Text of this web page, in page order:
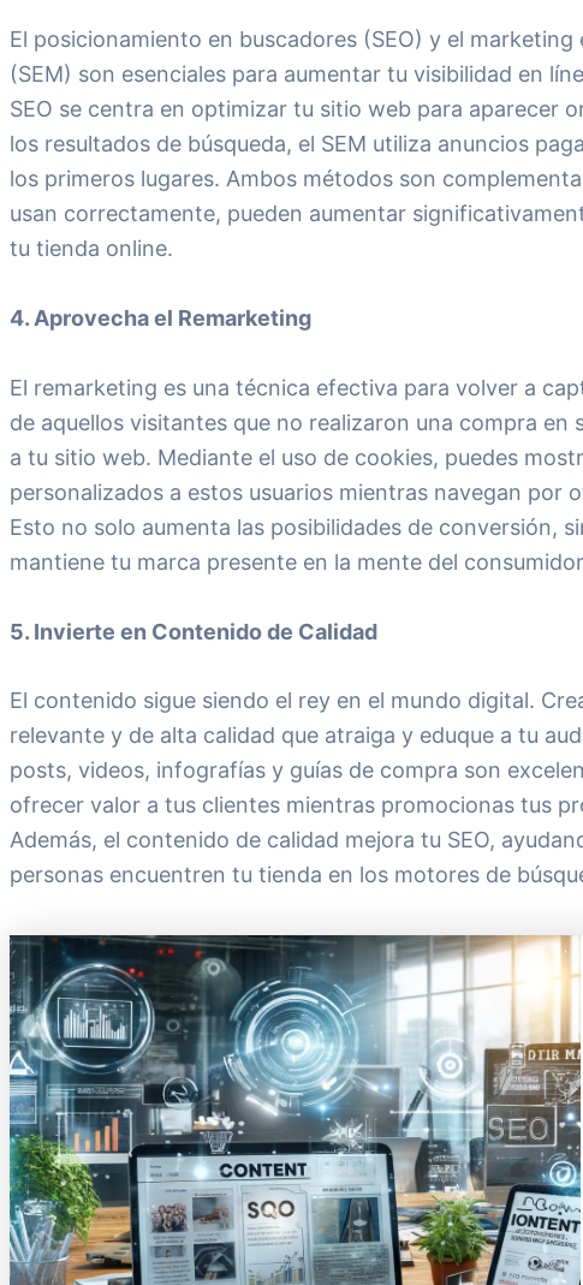
El posicionamiento en buscadores (SEO) y el marketing
(SEM) son esenciales para aumentar tu visibilidad en
SEO se centra en optimizar tu sitio web para aparecer
los resultados de búsqueda, el SEM utiliza anuncios
los primeros lugares. Ambos métodos son
usan correctamente, pueden aumentar
tu tienda online.
4. Aprovecha el Remarketing
El remarketing es una técnica efectiva para volver a
de aquellos visitantes que no realizaron una compra en
a tu sitio web. Mediante el uso de cookies, puedes
personalizados a estos usuarios mientras navegan por
Esto no solo aumenta las posibilidades de conversión,
mantiene tu marca presente en la mente del
5. Invierte en Contenido de Calidad
El contenido sigue siendo el rey en el mundo digital.
relevante y de alta calidad que atraiga y eduque a tu
posts, videos, infografías y guías de compra son
ofrecer valor a tus clientes mientras promocionas tus
Además, el contenido de calidad mejora tu SEO,
personas encuentren tu tienda en los motores de